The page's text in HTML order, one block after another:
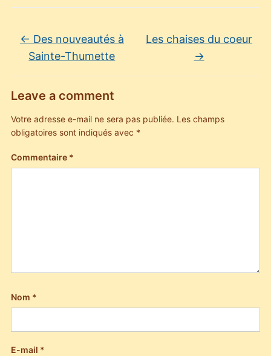
← Des nouveautés à
Sainte-Thumette
Les chaises du coeur
→
Leave a comment
Votre adresse e-mail ne sera pas publiée. Les champs
obligatoires sont indiqués avec *
Commentaire *
Nom *
E-mail *